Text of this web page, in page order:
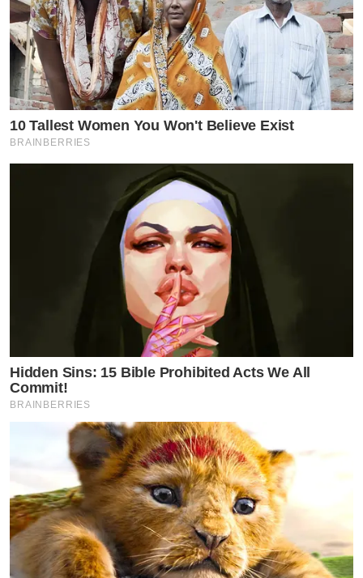
10 Tallest Women You Won't Believe Exist
BRAINBERRIES
Hidden Sins: 15 Bible Prohibited Acts We All
Commit!
BRAINBERRIES